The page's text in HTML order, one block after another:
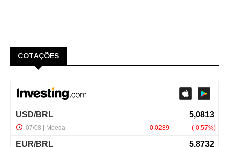
COTAÇÕES